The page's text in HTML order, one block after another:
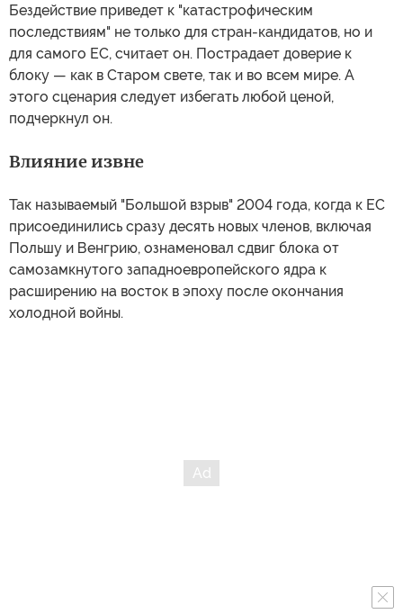
Бездействие приведет к "катастрофическим
последствиям" не только для стран-кандидатов, но и
для самого ЕС, считает он. Пострадает доверие к
блоку — как в Старом свете, так и во всем мире. А
этого сценария следует избегать любой ценой,
подчеркнул он.
Влияние извне
Так называемый "Большой взрыв" 2004 года, когда к ЕС
присоединились сразу десять новых членов, включая
Польшу и Венгрию, ознаменовал сдвиг блока от
самозамкнутого западноевропейского ядра к
расширению на восток в эпоху после окончания
холодной войны.